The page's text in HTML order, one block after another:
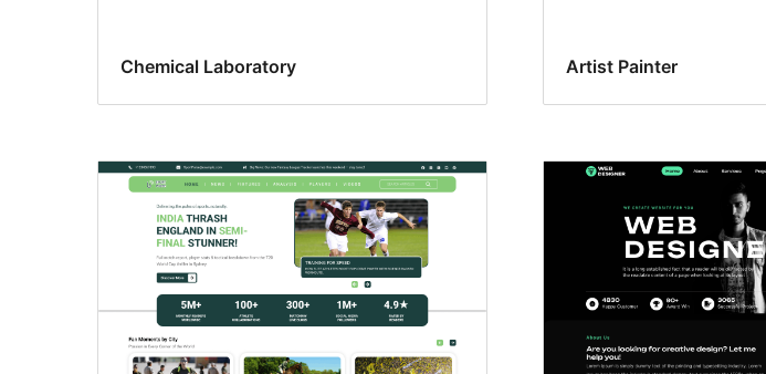
Chemical Laboratory Artist Painter